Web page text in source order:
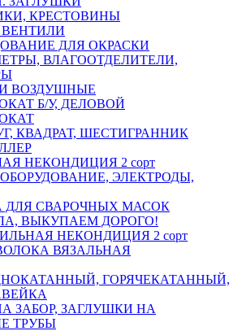
КРЕСТОВИНЫ
ДЛЯ ОКРАСКИ
ВЛАГООТДЕЛИТЕЛИ,
ВОЗДУШНЫЕ
Б/У, ДЕЛОВОЙ
КВАДРАТ, ШЕСТИГРАННИК
НЕКОНДИЦИЯ 2 сорт
ЭЛЕКТРОДЫ,
ДЛЯ СВАРОЧНЫХ МАСОК
ВЫКУПАЕМ ДОРОГО!
НЕКОНДИЦИЯ 2 сорт
ВЯЗАЛЬНАЯ
ГОРЯЧЕКАТАННЫЙ,
ЗАБОР, ЗАГЛУШКИ НА
ТРУБЫ